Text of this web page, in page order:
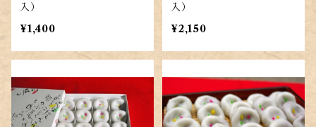
入）
¥1,400
入）
¥2,150